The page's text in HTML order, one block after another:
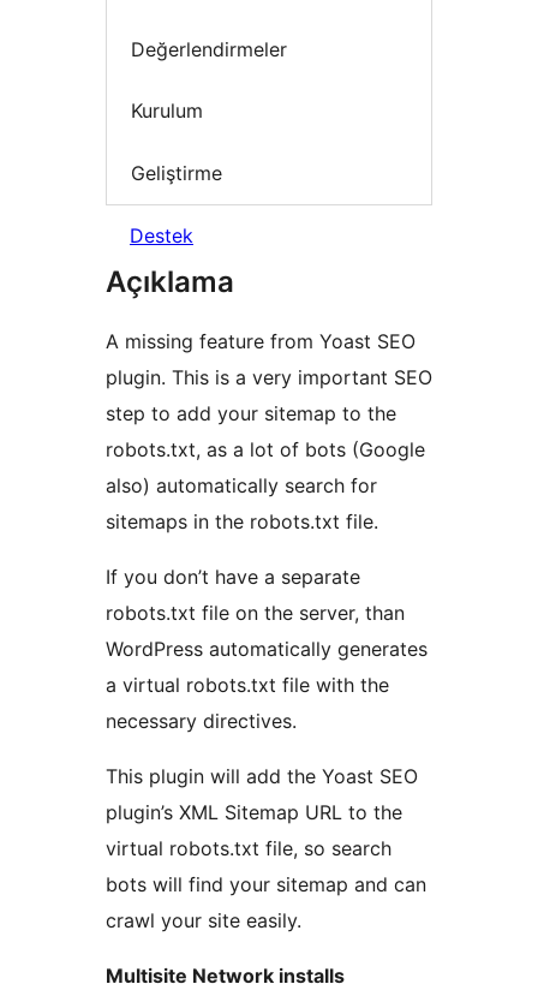
Değerlendirmeler
Kurulum
Geliştirme
Destek
Açıklama
A missing feature from Yoast SEO
plugin. This is a very important SEO
step to add your sitemap to the
robots.txt, as a lot of bots (Google
also) automatically search for
sitemaps in the robots.txt file.
If you don’t have a separate
robots.txt file on the server, than
WordPress automatically generates
a virtual robots.txt file with the
necessary directives.
This plugin will add the Yoast SEO
plugin’s XML Sitemap URL to the
virtual robots.txt file, so search
bots will find your sitemap and can
crawl your site easily.
Multisite Network installs